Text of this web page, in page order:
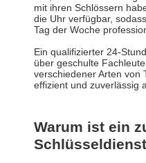
mit ihren Schlössern
die Uhr verfügbar,
Tag der Woche
Ein qualifizierter 24-
über geschulte
verschiedener Arten von
effizient und zuverlässig
Warum ist ein